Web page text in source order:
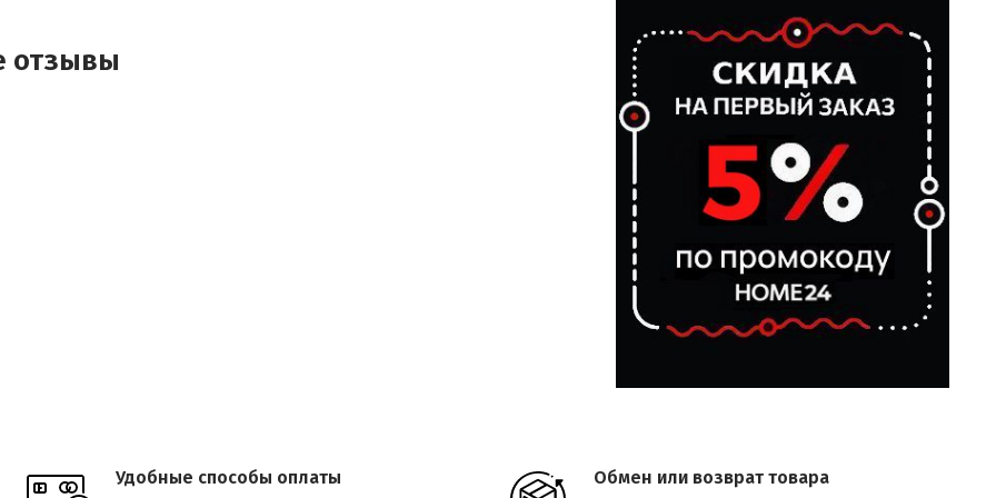
отзывы
Удобные способы оплаты Обмен или возврат товара